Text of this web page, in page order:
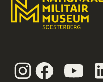
InstagramFacebook